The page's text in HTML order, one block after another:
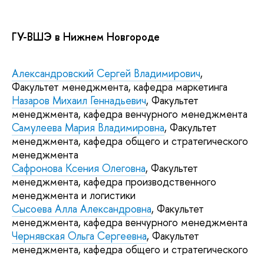
ГУ-ВШЭ в Нижнем Новгороде
Александровский Сергей Владимирович,
Факультет менеджмента, кафедра маркетинга
Назаров Михаил Геннадьевич, Факультет
менеджмента, кафедра венчурного менеджмента
Самулеева Мария Владимировна, Факультет
менеджмента, кафедра общего и стратегического
менеджмента
Сафронова Ксения Олеговна, Факультет
менеджмента, кафедра производственного
менеджмента и логистики
Сысоева Алла Александровна, Факультет
менеджмента, кафедра венчурного менеджмента
Чернявская Ольга Сергеевна, Факультет
менеджмента, кафедра общего и стратегического